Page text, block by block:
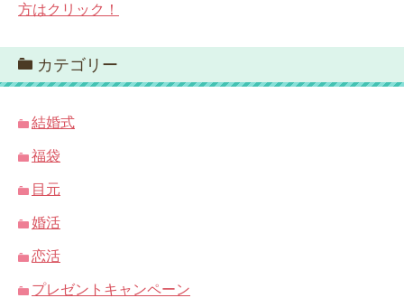
方はクリック！
カテゴリー
結婚式
福袋
目元
婚活
恋活
プレゼントキャンペーン